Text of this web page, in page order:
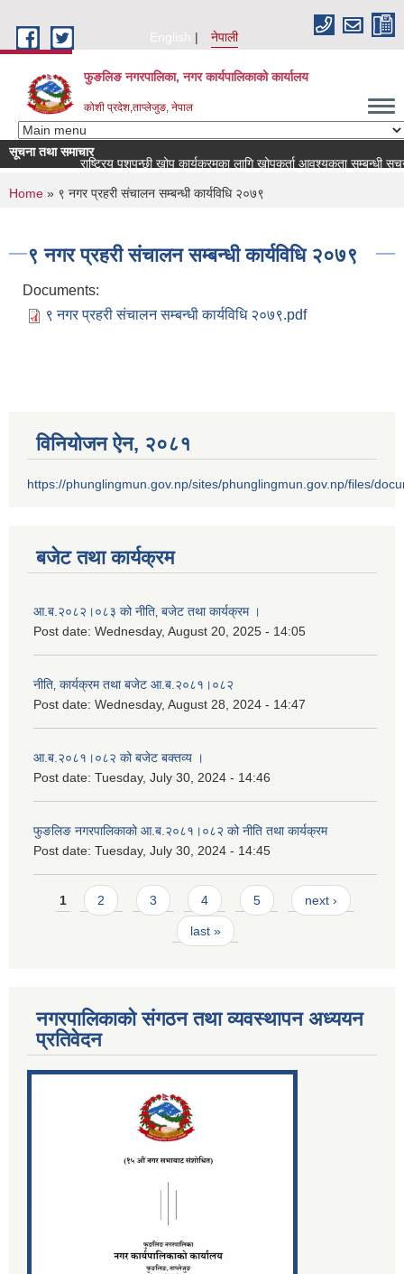
English
नेपाली
फुङलिङ नगरपालिका, नगर कार्यपालिकाको कार्यालय
कोशी प्रदेश,ताप्लेजुङ, नेपाल
सूचना तथा समाचार
राष्ट्रिय पशुपन्छी खोप कार्यक्रमका लागि खोपकर्ता आवश्यकता सम्बन्धी सूचना!
You are here
Home » ९ नगर प्रहरी संचालन सम्बन्धी कार्यविधि २०७९
९ नगर प्रहरी संचालन सम्बन्धी कार्यविधि २०७९
Documents:
९ नगर प्रहरी संचालन सम्बन्धी कार्यविधि २०७९.pdf
विनियोजन ऐन‚ २०८१
https://phunglingmun.gov.np/sites/phunglingmun.gov.np/files/
बजेट तथा कार्यक्रम
आ.ब.२०८२।०८३ को नीति‚ बजेट तथा कार्यक्रम ।
Post date: Wednesday, August 20, 2025 - 14:05
नीति‚ कार्यक्रम तथा बजेट आ.ब.२०८१।०८२
Post date: Wednesday, August 28, 2024 - 14:47
आ.ब.२०८१।०८२ को बजेट बक्तव्य ।
Post date: Tuesday, July 30, 2024 - 14:46
फुङलिङ नगरपालिकाको आ.ब.२०८१।०८२ को नीति तथा कार्यक्रम
Post date: Tuesday, July 30, 2024 - 14:45
Pages
1 2 3 4 5 next ›
last »
नगरपालिकाको संगठन तथा व्यवस्थापन अध्ययन
प्रतिवेदन